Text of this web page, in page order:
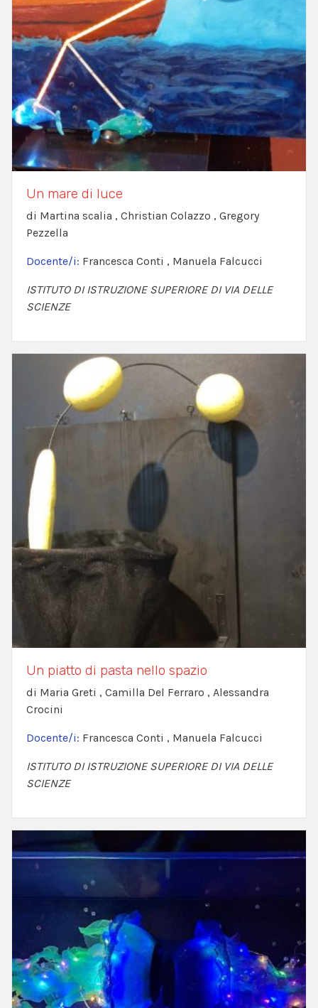
Un mare di luce
di Martina scalia , Christian Colazzo , Gregory
Pezzella
Docente/i: Francesca Conti , Manuela Falcucci
ISTITUTO DI ISTRUZIONE SUPERIORE DI VIA DELLE
SCIENZE
Un piatto di pasta nello spazio
di Maria Greti , Camilla Del Ferraro , Alessandra
Crocini
Docente/i: Francesca Conti , Manuela Falcucci
ISTITUTO DI ISTRUZIONE SUPERIORE DI VIA DELLE
SCIENZE